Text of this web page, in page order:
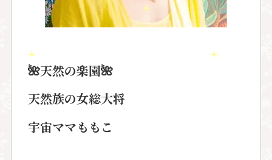
🌺天然の楽園🌺
天然族の女総大将
宇宙ママももこ